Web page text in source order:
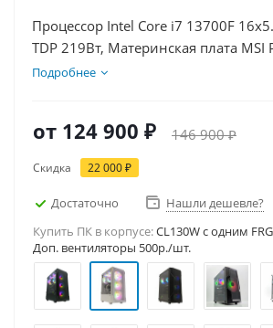
Процессор Intel Core i7 13700F
TDP 219Вт, Материнская плата MSI
D5, Видеокарта RTX 5050 8Гб,
Подробнее
от 124 900 ₽ 146 900 ₽
Скидка 22 000 ₽
Достаточно
Нашли дешевле?
Купить ПК в корпусе:CL130W c одним
Доп. вентиляторы 500р./шт.